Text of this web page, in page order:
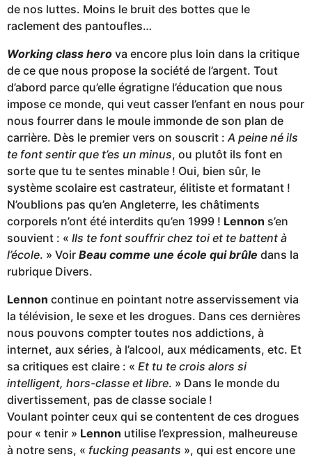
de nos luttes. Moins le bruit des bottes que le
raclement des pantoufles…
Working class hero va encore plus loin dans la critique
de ce que nous propose la société de l’argent. Tout
d’abord parce qu’elle égratigne l’éducation que nous
impose ce monde, qui veut casser l’enfant en nous pour
nous fourrer dans le moule immonde de son plan de
carrière. Dès le premier vers on souscrit : A peine né ils
te font sentir que t’es un minus, ou plutôt ils font en
sorte que tu te sentes minable ! Oui, bien sûr, le
système scolaire est castrateur, élitiste et formatant !
N’oublions pas qu’en Angleterre, les châtiments
corporels n’ont été interdits qu’en 1999 ! Lennon s’en
souvient : « Ils te font souffrir chez toi et te battent à
l’école. » Voir Beau comme une école qui brûle dans la
rubrique Divers.
Lennon continue en pointant notre asservissement via
la télévision, le sexe et les drogues. Dans ces dernières
nous pouvons compter toutes nos addictions, à
internet, aux séries, à l’alcool, aux médicaments, etc. Et
sa critiques est claire : « Et tu te crois alors si
intelligent, hors-classe et libre. » Dans le monde du
divertissement, pas de classe sociale !
Voulant pointer ceux qui se contentent de ces drogues
pour « tenir » Lennon utilise l’expression, malheureuse
à notre sens, « fucking peasants », qui est encore une